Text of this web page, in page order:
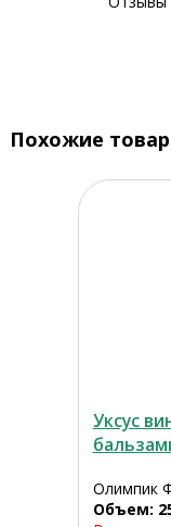
Похожие
Уксус
Олимпик
Объем: